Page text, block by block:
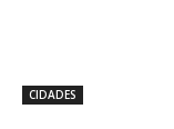
CIDADES